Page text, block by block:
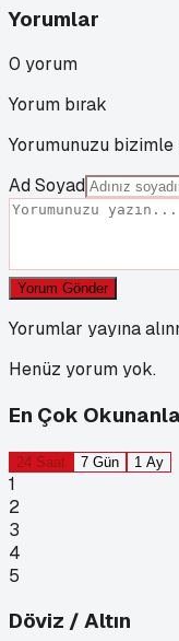
Yorumlar
0 yorum
Yorum bırak
Yorumunuzu bizimle
Ad Soyad
Yorum Gönder
Yorumlar yayına
Henüz yorum yok.
En Çok
24 Saat 7 Gün 1 Ay
1
2
3
4
5
Döviz / Altın